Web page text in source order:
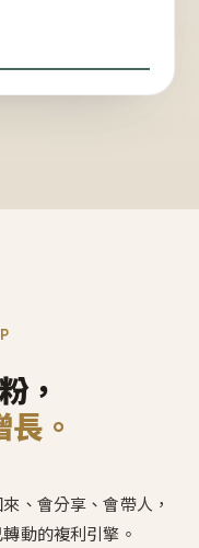
，
。
、會分享、會帶人，
動的複利引擎。